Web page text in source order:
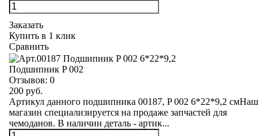
Заказать
Купить в 1 клик
Сравнить
Подшипник P 002
Отзывов: 0
200 руб.
Артикул данного подшипника 00187, P 002 6*22*9,2 смНаш
магазин специализируется на продаже запчастей для
чемоданов. В наличии деталь - артик...